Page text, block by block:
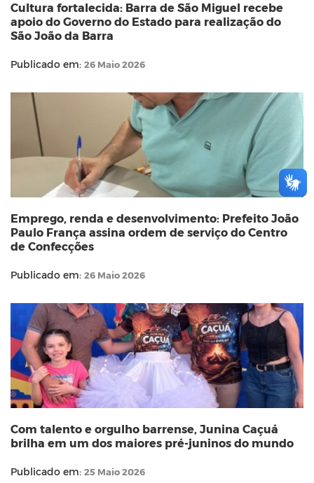
Cultura fortalecida: Barra de São Miguel recebe
apoio do Governo do Estado para realização do
São João da Barra
Publicado em: 26 Maio 2026
Emprego, renda e desenvolvimento: Prefeito João
Paulo França assina ordem de serviço do Centro
de Confecções
Publicado em: 26 Maio 2026
Com talento e orgulho barrense, Junina Caçuá
brilha em um dos maiores pré-juninos do mundo
Publicado em: 25 Maio 2026